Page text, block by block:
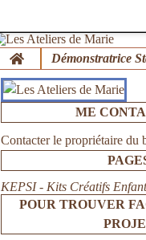
Home
ME
Contacter le propriétaire du
KEPSI - Kits Créatifs
POUR TROUVER